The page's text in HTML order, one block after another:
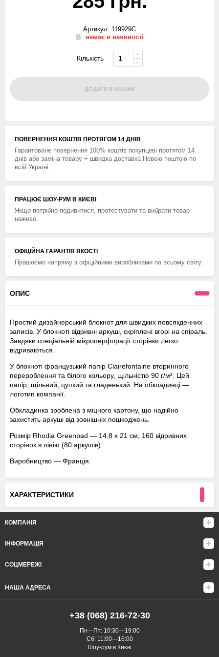
Артикул: 119929C
немає в наявності
Кількість
ДОДАТИ В КОШИК
ПОВЕРНЕННЯ КОШТIВ ПРОТЯГОМ 14 ДНIВ
Гарантоване повернення 100% коштів покупцеві протягом 14
днів або заміна товару + швидка доставка Новою поштою по
всій Україні.
ПРАЦЮЄ ШОУ-РУМ В КИЄВІ
Якщо потрібно подивитися, протестувати та вибрати товар
наживо.
ОФІЦІЙНА ГАРАНТІЯ ЯКОСТІ
Працюємо напряму з офіційними виробниками по всьому світу.
ОПИС
Простий дизайнерський блокнот для швидких повсякденних
записів. У блокноті відривні аркуші, скріплені вгорі на спіраль.
Завдяки спеціальній мікроперфорації сторінки легко
відриваються.
У блокноті французький папір Clairefontaine вторинного
перероблення та білого кольору, щільністю 90 г/м². Цей
папір, щільний, цупкий та гладенький. На обкладинці —
логотип компанії.
Обкладинка зроблена з міцного картону, що надійно
захистить аркуші від зовнішніх пошкоджень.
Розмір Rhodia Greenpad — 14,8 х 21 см, 160 відривних
сторінок в лінію (80 аркушів).
Виробництво — Франція.
ХАРАКТЕРИСТИКИ
КОМПАНІЯ
ІНФОРМАЦІЯ
СОЦМЕРЕЖІ
НАША АДРЕСА
+38 (068) 216-72-30
Пн—Пт: 10:30—19:00
Сб: 11:00—16:00
Шоу-рум в Києві